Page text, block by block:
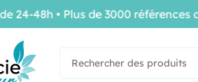
48h • Plus de 3000 références de